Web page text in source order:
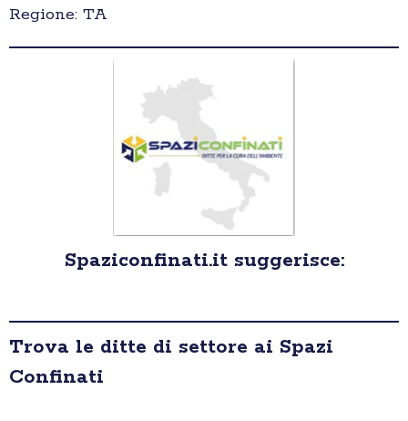
Regione: TA
Spaziconfinati.it suggerisce:
Trova le ditte di settore ai Spazi
Confinati